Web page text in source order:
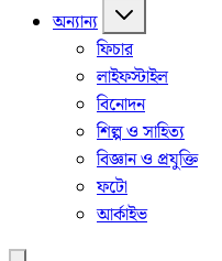
অন্যান্য
ফিচার
লাইফস্টাইল
বিনোদন
শিল্প ও সাহিত্য
বিজ্ঞান ও প্রযুক্তি
ফটো
আর্কাইভ